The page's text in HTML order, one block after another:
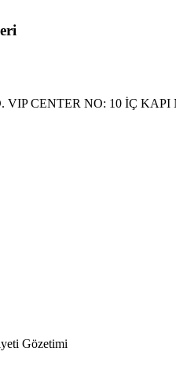
CENTER NO: 10 İÇ KAPI
Gözetimi